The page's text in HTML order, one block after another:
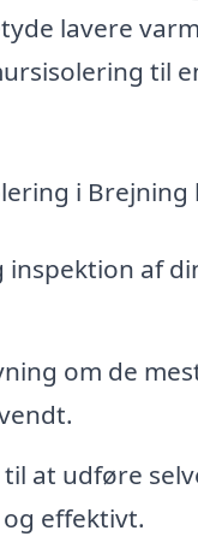
lavere
til
i
inspektion af
om de
at udføre
effektivt.